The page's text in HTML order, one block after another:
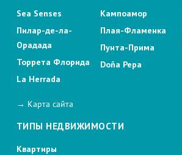
Sea Senses
Пилар-де-ла-
Орадада
Торрета Флорида
La Herrada
Кампоамор
Плая-Фламенка
Пунта-Прима
Doña Pepa
→ Карта сайта
ТИПЫ НЕДВИЖИМОСТИ
Квартиры